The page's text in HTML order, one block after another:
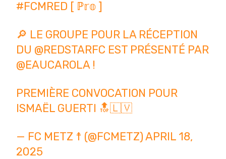
#FCMRED [ ℙ𝕣𝕠 ]
🔎 LE GROUPE POUR LA RÉCEPTION
DU @REDSTARFC EST PRÉSENTÉ PAR
@EAUCAROLA!
PREMIÈRE CONVOCATION POUR
ISMAËL GUERTI 🔝🇱🇻
— FC METZ ☨ (@FCMETZ)APRIL 18,
2025